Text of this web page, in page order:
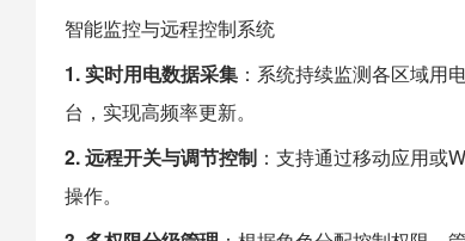
智能监控与远程控制系统
1. 实时用电数据采集 ：系统持续监测各区域用
台，实现高频率更新。
2. 远程开关与调节控制 ：支持通过移动应用或
操作。